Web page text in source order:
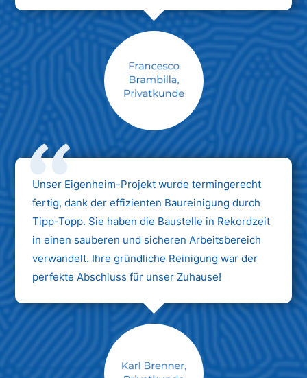
Max Mustermann
Unternehmen AG
Unser Eigenheim-Projekt wurde termingerecht
fertig, dank der effizienten Baureinigung durch
Tipp-Topp. Sie haben die Baustelle in Rekordzeit
in einen sauberen und sicheren Arbeitsbereich
verwandelt. Ihre gründliche Reinigung war der
perfekte Abschluss für unser Zuhause!